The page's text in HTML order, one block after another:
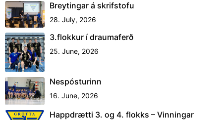
Breytingar á skrifstofu
28. July, 2026
3.flokkur í draumaferð
25. June, 2026
Nespósturinn
16. June, 2026
Happdrætti 3. og 4. flokks – Vinningar